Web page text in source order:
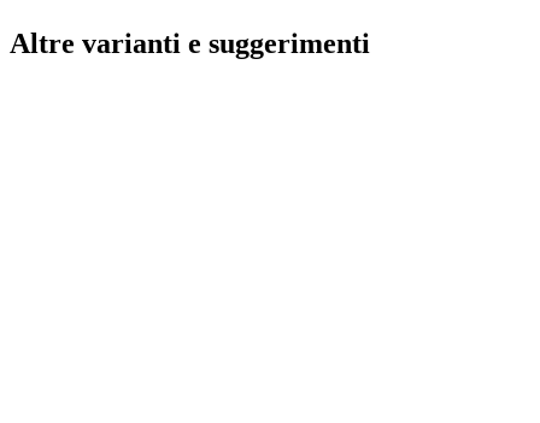
Altre varianti e suggerimenti